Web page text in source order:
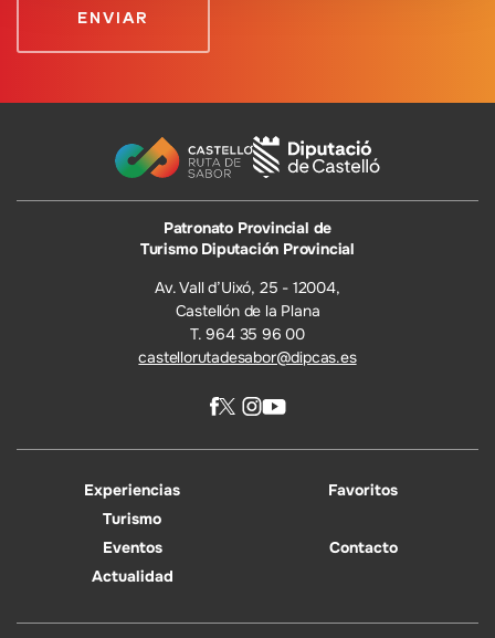
Patronato Provincial de
Turismo Diputación Provincial
Av. Vall d’Uixó, 25 - 12004,
Castellón de la Plana
T. 964 35 96 00
castellorutadesabor@dipcas.es
Experiencias
Turismo
Eventos
Actualidad
Favoritos
Contacto